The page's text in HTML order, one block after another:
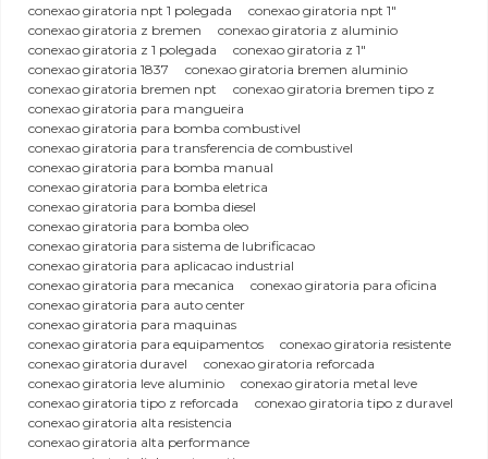
conexao giratoria npt 1 polegada
conexao giratoria npt 1"
conexao giratoria z bremen
conexao giratoria z aluminio
conexao giratoria z 1 polegada
conexao giratoria z 1"
conexao giratoria 1837
conexao giratoria bremen aluminio
conexao giratoria bremen npt
conexao giratoria bremen tipo z
conexao giratoria para mangueira
conexao giratoria para bomba combustivel
conexao giratoria para transferencia de combustivel
conexao giratoria para bomba manual
conexao giratoria para bomba eletrica
conexao giratoria para bomba diesel
conexao giratoria para bomba oleo
conexao giratoria para sistema de lubrificacao
conexao giratoria para aplicacao industrial
conexao giratoria para mecanica
conexao giratoria para oficina
conexao giratoria para auto center
conexao giratoria para maquinas
conexao giratoria para equipamentos
conexao giratoria resistente
conexao giratoria duravel
conexao giratoria reforcada
conexao giratoria leve aluminio
conexao giratoria metal leve
conexao giratoria tipo z reforcada
conexao giratoria tipo z duravel
conexao giratoria alta resistencia
conexao giratoria alta performance